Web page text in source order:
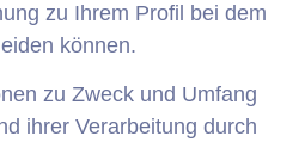
zu Ihrem Profil bei dem
können.
zu Zweck und Umfang
ihrer Verarbeitung durch